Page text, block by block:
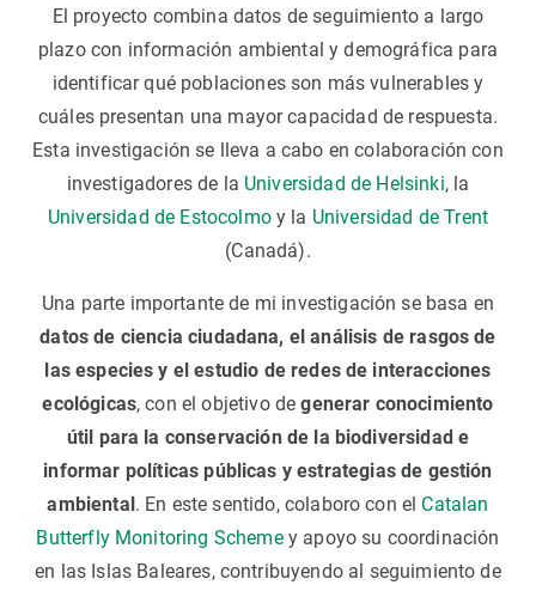
El proyecto combina datos de seguimiento a largo
plazo con información ambiental y demográfica para
identificar qué poblaciones son más vulnerables y
cuáles presentan una mayor capacidad de respuesta.
Esta investigación se lleva a cabo en colaboración con
investigadores de la Universidad de Helsinki, la
Universidad de Estocolmoy la Universidad de Trent
(Canadá).
Una parte importante de mi investigación se basa en
datos de ciencia ciudadana, el análisis de rasgos de
las especies y el estudio de redes de interacciones
ecológicas, con el objetivo de generar conocimiento
útil para la conservación de la biodiversidad e
informar políticas públicas y estrategias de gestión
ambiental. En este sentido, colaboro con el Catalan
Butterfly Monitoring Schemey apoyo su coordinación
en las Islas Baleares, contribuyendo al seguimiento de